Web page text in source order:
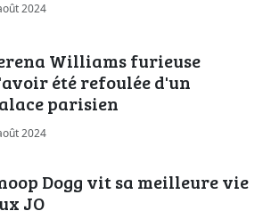
2024
Williams furieuse
été refoulée d'un
parisien
2024
Dogg vit sa meilleure vie
JO